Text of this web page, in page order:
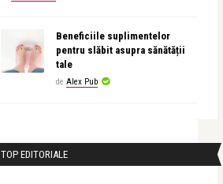
Beneficiile suplimentelor
pentru slăbit asupra sănătății
tale
de Alex Pub
TOP EDITORIALE